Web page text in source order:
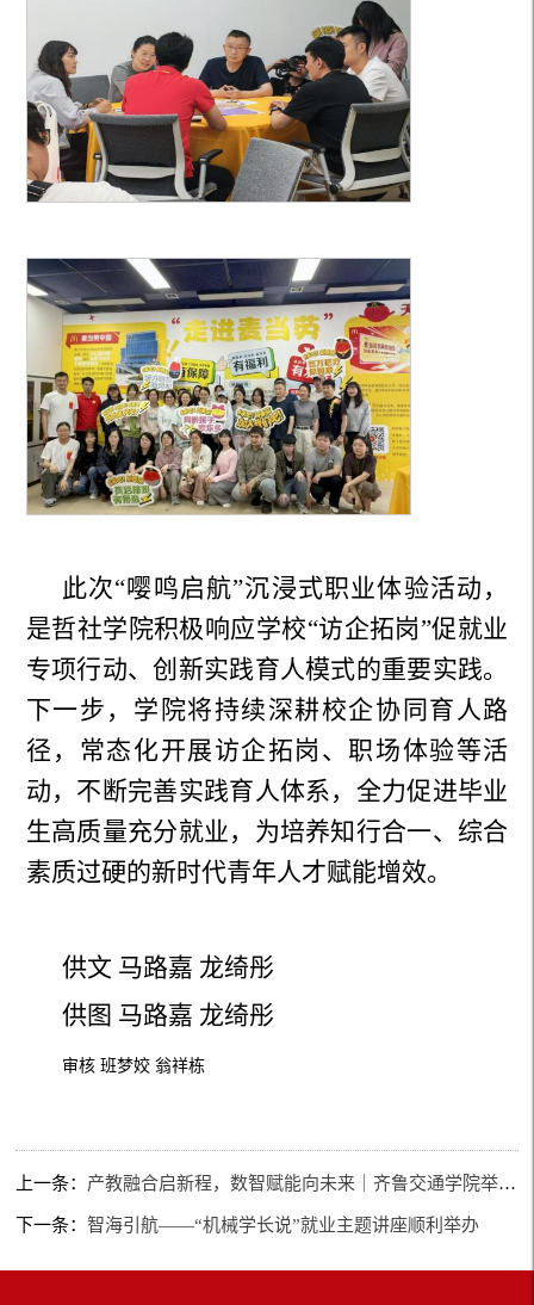
此次“嘤鸣启航”沉浸式职业体验活动，
是哲社学院积极响应学校“访企拓岗”促就业
专项行动、创新实践育人模式的重要实践。
下一步，学院将持续深耕校企协同育人路
径，常态化开展访企拓岗、职场体验等活
动，不断完善实践育人体系，全力促进毕业
生高质量充分就业，为培养知行合一、综合
素质过硬的新时代青年人才赋能增效。
供文 马路嘉 龙绮彤
供图 马路嘉 龙绮彤
审核 班梦姣 翁祥栋
上一条： 产教融合启新程，数智赋能向未来｜齐鲁交通学院举办校外导师专题授课
下一条：智海引航——“机械学长说”就业主题讲座顺利举办